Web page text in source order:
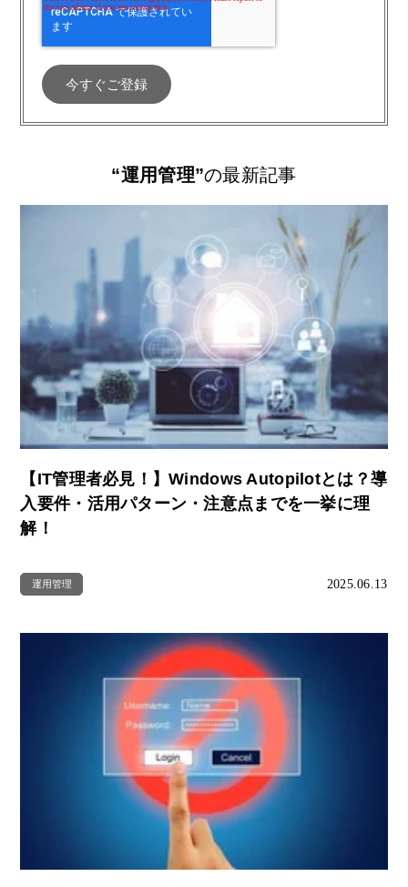
“運用管理”の最新記事
【IT管理者必見！】Windows Autopilotとは？導
入要件・活用パターン・注意点までを一挙に理
解！
運用管理 2025.06.13